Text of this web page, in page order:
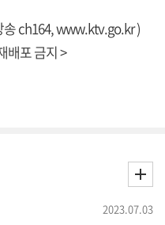
ch164,www.ktv.go.kr)
배포 금지 >
2023.07.03